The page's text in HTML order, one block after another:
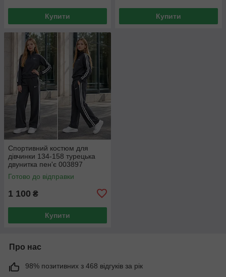
Купити Купити
Спортивний костюм для
дівчинки 134-158 турецька
двунитка пен'є 003897
Готово до відправки
1 100 ₴
Купити
Про нас
98% позитивних з 468 відгуків за рік